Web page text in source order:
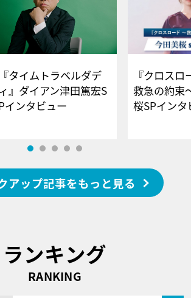
『タイムトラベルダデ
ィ』ダイアン津田篤宏S
インタビュー
『クロス
救急の約束
桜SPイ
アップ記事をもっと見る
ランキング
RANKING